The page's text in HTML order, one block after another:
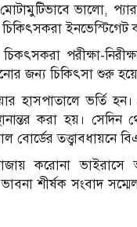
ভালো,
ইনভেস্টিগেট
পরীক্ষা-
জন্য চিকিৎসা শুরু
হাসপাতালে ভর্তি
করা হয়। সেদিন
বোর্ডের তত্ত্বাবধায়নে
করোনা ভাইরাসে
শীর্ষক সংবাদ